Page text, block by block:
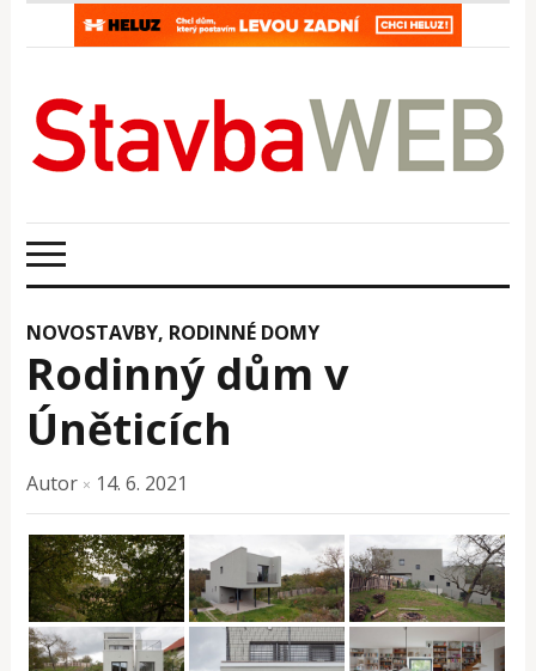
NOVOSTAVBY, RODINNÉ DOMY
Rodinný dům v
Úněticích
Autor × 14. 6. 2021